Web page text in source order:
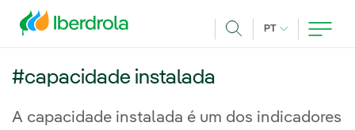
PT IDIOMA ATUAL,
#capacidade instalada
A capacidade instalada é um dos indicadores